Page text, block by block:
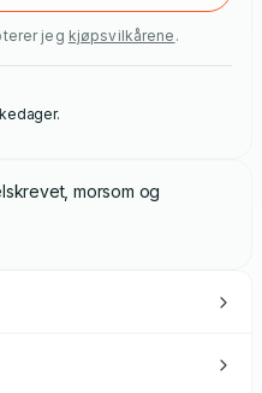
jeg kjøpsvilkårene .
morsom og